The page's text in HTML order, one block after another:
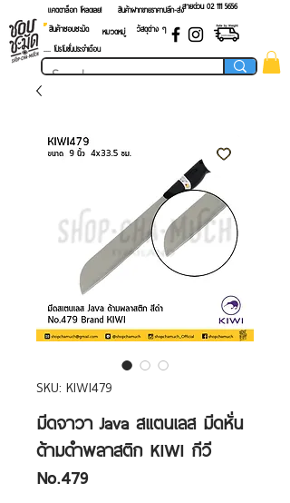
แคตตาล็อก โหลดเลย! สายด่วน 02 ​111 5656
สินค้าฝากขายราคาปลีก-ส่ง
สินค้าชอบชะมัด
หมวดหมู่
วัสดุต่าง ๆ
.... โปรโมชั่นประจำเดือน
SKU: KIWI479
มีดจาวา Java สแตนเลส มีดหั่น
ด้ามดำพลาสติก KIWI กีวี
No.479